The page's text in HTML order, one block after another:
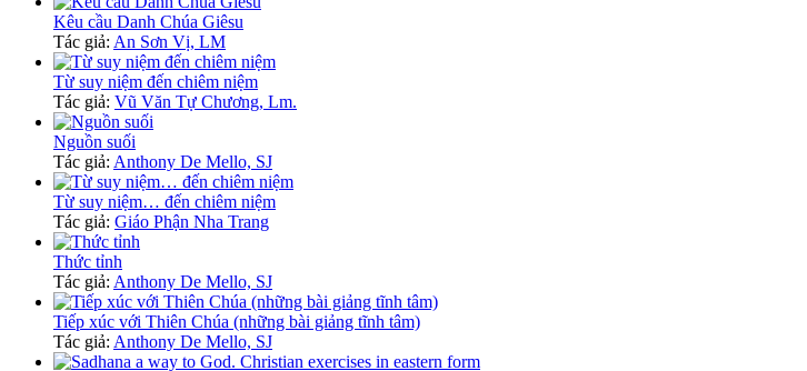
Kêu cầu Danh Chúa Giêsu
Tác giả: An Sơn Vị, LM
Từ suy niệm đến chiêm niệm
Tác giả: Vũ Văn Tự Chương, Lm.
Nguồn suối
Tác giả: Anthony De Mello, SJ
Từ suy niệm… đến chiêm niệm
Tác giả: Giáo Phận Nha Trang
Thức tỉnh
Tác giả: Anthony De Mello, SJ
Tiếp xúc với Thiên Chúa (những bài giảng tĩnh tâm)
Tác giả: Anthony De Mello, SJ